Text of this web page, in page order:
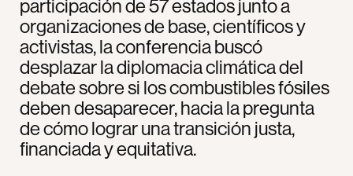
participación de 57 estados junto a
organizaciones de base, científicos y
activistas, la conferencia buscó
desplazar la diplomacia climática del
debate sobre si los combustibles fósiles
deben desaparecer, hacia la pregunta
de cómo lograr una transición justa,
financiada y equitativa.